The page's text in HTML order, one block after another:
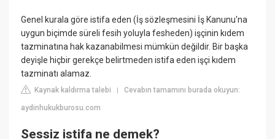
Genel kurala göre istifa eden (İş sözleşmesini İş Kanunu'na
uygun biçimde süreli fesih yoluyla fesheden) işçinin kıdem
tazminatına hak kazanabilmesi mümkün değildir. Bir başka
deyişle hiçbir gerekçe belirtmeden istifa eden işçi kıdem
tazminatı alamaz.
Kaynak kaldırma talebi |Cevabın tamamını burada okuyun:
aydinhukukburosu.com
Sessiz istifa ne demek?